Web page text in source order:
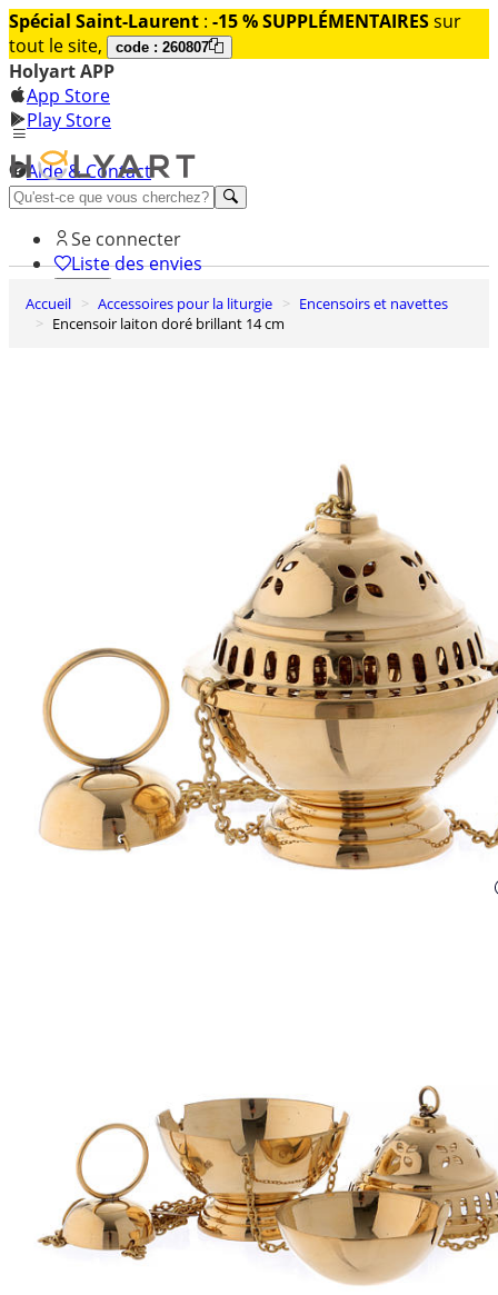
Spécial Saint-Laurent : -15 % SUPPLÉMENTAIRESsur
tout le site,
code : 260807
Holyart APP
App Store
Play Store
Aide & Contact
Découvrez Premium
Se connecter
Liste des envies
0
Panier
Accueil Accessoires pour la liturgie
Encensoirs et navettes
Encensoir laiton doré brillant 14 cm